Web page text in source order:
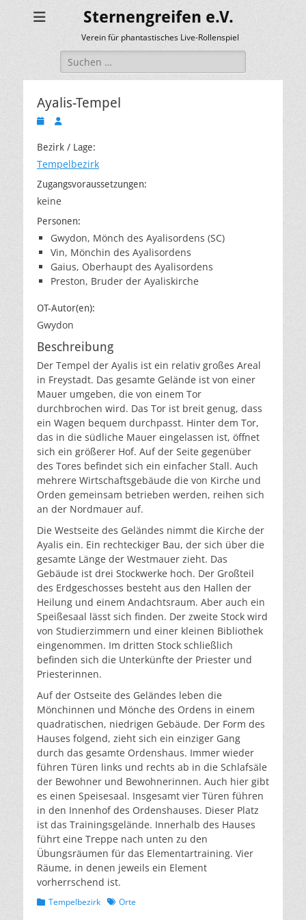
Sternengreifen e.V.
Verein für phantastisches Live-Rollenspiel
Suchen
nach:
Ayalis-Tempel
Veröffentlicht
Autor
Bezirk / Lage:
Tempelbezirk
Zugangsvoraussetzungen:
keine
Personen:
Gwydon, Mönch des Ayalisordens (SC)
Vin, Mönchin des Ayalisordens
Gaius, Oberhaupt des Ayalisordens
Preston, Bruder der Ayaliskirche
OT-Autor(en):
Gwydon
Beschreibung
Der Tempel der Ayalis ist ein relativ großes Areal
in Freystadt. Das gesamte Gelände ist von einer
Mauer umgeben, die von einem Tor
durchbrochen wird. Das Tor ist breit genug, dass
ein Wagen bequem durchpasst. Hinter dem Tor,
das in die südliche Mauer eingelassen ist, öffnet
sich ein größerer Hof. Auf der Seite gegenüber
des Tores befindet sich ein einfacher Stall. Auch
mehrere Wirtschaftsgebäude die von Kirche und
Orden gemeinsam betrieben werden, reihen sich
an der Nordmauer auf.
Die Westseite des Geländes nimmt die Kirche der
Ayalis ein. Ein rechteckiger Bau, der sich über die
gesamte Länge der Westmauer zieht. Das
Gebäude ist drei Stockwerke hoch. Der Großteil
des Erdgeschosses besteht aus den Hallen der
Heilung und einem Andachtsraum. Aber auch ein
Speißesaal lässt sich finden. Der zweite Stock wird
von Studierzimmern und einer kleinen Bibliothek
eingenommen. Im dritten Stock schließlich
befinden sich die Unterkünfte der Priester und
Priesterinnen.
Auf der Ostseite des Geländes leben die
Mönchinnen und Mönche des Ordens in einem
quadratischen, niedrigen Gebäude. Der Form des
Hauses folgend, zieht sich ein einziger Gang
durch das gesamte Ordenshaus. Immer wieder
führen Türen links und rechts ab in die Schlafsäle
der Bewohner und Bewohnerinnen. Auch hier gibt
es einen Speisesaal. Insgesamt vier Türen führen
in den Innenhof des Ordenshauses. Dieser Platz
ist das Trainingsgelände. Innerhalb des Hauses
führt eine Treppe nach unten zu den
Übungsräumen für das Elementartraining. Vier
Räume, in denen jeweils ein Element
vorherrschend ist.
Kategorien
Tempelbezirk Schlagworte
Orte